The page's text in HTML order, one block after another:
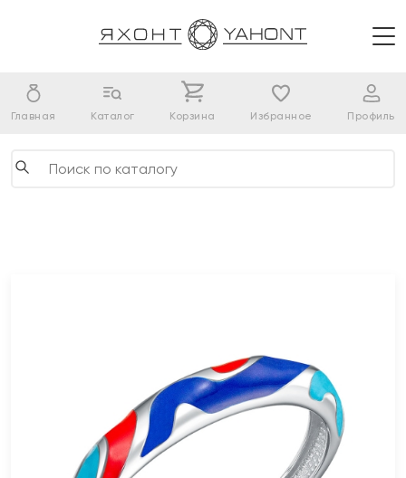
Главная Каталог Корзина Избранное Профиль